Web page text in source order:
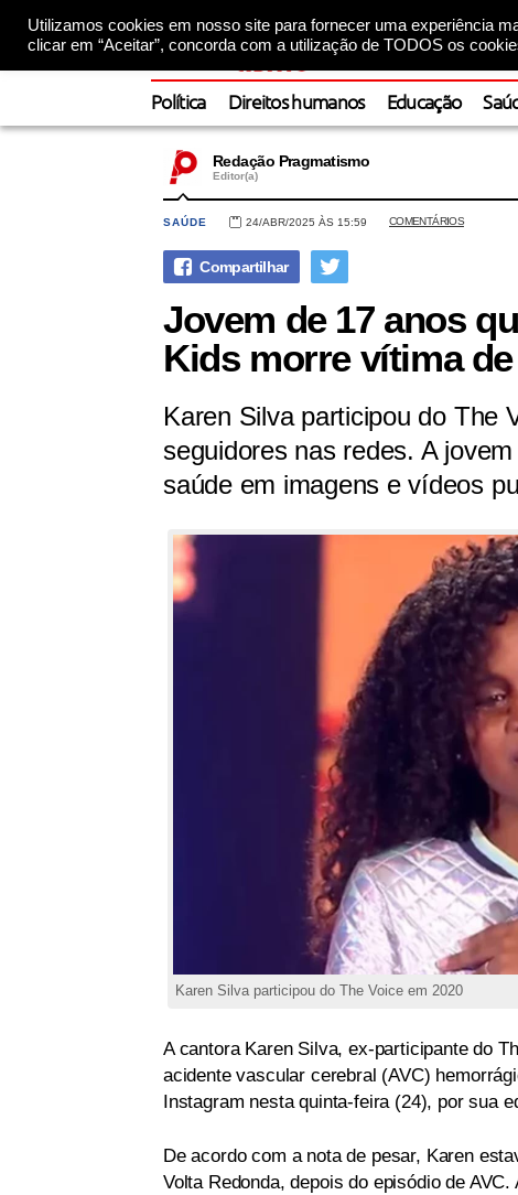
Utilizamos cookies em nosso site para fornecer uma experiência
clicar em “Aceitar”, concorda com a utilização de TODOS os
Política Direitos humanos Educação
Redação Pragmatismo
Editor(a)
SAÚDE 24/ABR/2025 ÀS 15:59 COMENTÁRIOS
Jovem de 17 anos
Kids morre vítima
Karen Silva participou do The
seguidores nas redes. A
saúde em imagens e vídeos
Karen Silva participou do The Voice em 2020
A cantora Karen Silva, ex-participante do
acidente vascular cerebral (AVC)
Instagram nesta quinta-feira (24), por sua
De acordo com a nota de pesar, Karen
Volta Redonda, depois do episódio de